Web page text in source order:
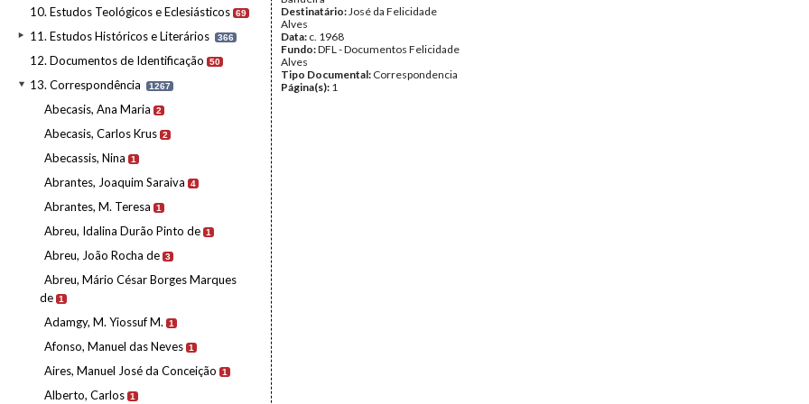
10. Estudos Teológicos e Eclesiásticos 69
11. Estudos Históricos e Literários 366
12. Documentos de Identificação 50
13. Correspondência 1267
Abecasis, Ana Maria 2
Abecasis, Carlos Krus 2
Abecassis, Nina 1
Abrantes, Joaquim Saraiva 4
Abrantes, M. Teresa 1
Abreu, Idalina Durão Pinto de 1
Abreu, João Rocha de 3
Abreu, Mário César Borges Marques
de 1
Adamgy, M. Yiossuf M. 1
Afonso, Manuel das Neves 1
Aires, Manuel José da Conceição 1
Alberto, Carlos 1
Destinatário:José da Felicidade
Alves
Data: c. 1968
Fundo:DFL - Documentos Felicidade
Alves
Tipo Documental: Correspondencia
Página(s): 1